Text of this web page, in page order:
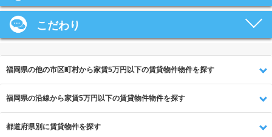
こだわり
福岡県の他の市区町村から家賃5万円以下の賃貸物件物件を探す
福岡県の沿線から家賃5万円以下の賃貸物件物件を探す
都道府県別に賃貸物件を探す